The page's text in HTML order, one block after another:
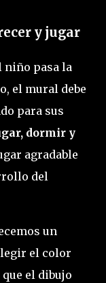
y jugar
niño pasa la
el mural debe
para sus
dormir y
agradable
del
un
el color
el dibujo